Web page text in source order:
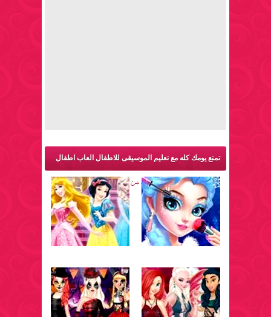
تمتع يومك كله مع تعليم الموسيقى للاطفال العاب اطفال
الاميرات الصغيرات والمزيد من ألعاب اميرات: